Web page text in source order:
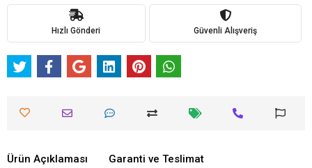
Hızlı Gönderi Güvenli Alışveriş
Ürün Açıklaması Garanti ve Teslimat